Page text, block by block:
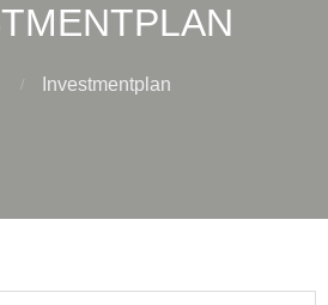
Investmentplan